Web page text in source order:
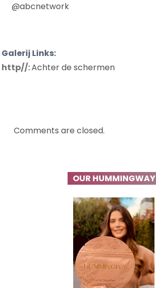
@abcnetwork
Galerij Links:
http//:Achter de schermen
Comments are closed.
OUR HUMMINGWAY